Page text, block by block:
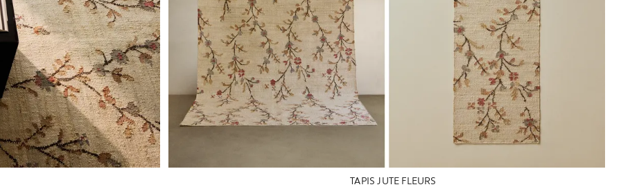
TAPIS JUTE FLEURS